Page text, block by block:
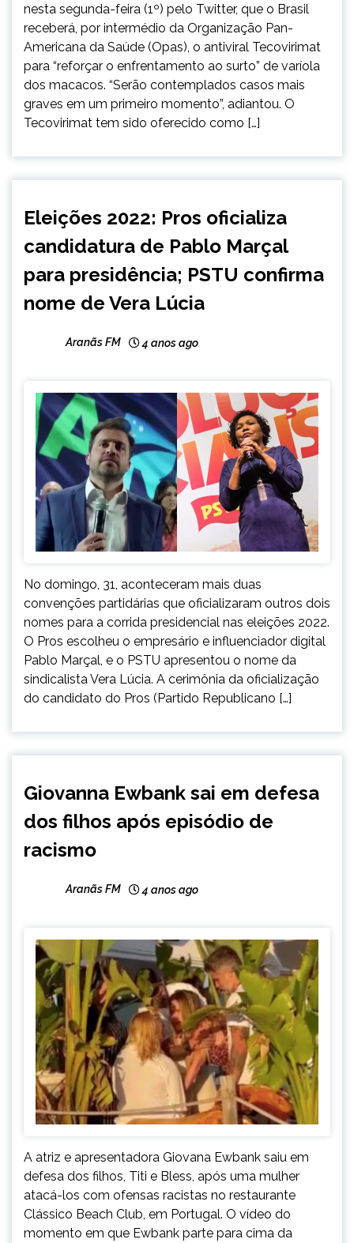
nesta segunda-feira (1º) pelo Twitter, que o Brasil
receberá, por intermédio da Organização Pan-
Americana da Saúde (Opas), o antiviral Tecovirimat
para “reforçar o enfrentamento ao surto” de varíola
dos macacos. “Serão contemplados casos mais
graves em um primeiro momento”, adiantou. O
Tecovirimat tem sido oferecido como […]
Eleições 2022: Pros oficializa
candidatura de Pablo Marçal
para presidência; PSTU confirma
nome de Vera Lúcia
Aranãs FM 4 anos ago
No domingo, 31, aconteceram mais duas
convenções partidárias que oficializaram outros dois
nomes para a corrida presidencial nas eleições 2022.
O Pros escolheu o empresário e influenciador digital
Pablo Marçal, e o PSTU apresentou o nome da
sindicalista Vera Lúcia. A cerimônia da oficialização
do candidato do Pros (Partido Republicano […]
Giovanna Ewbank sai em defesa
dos filhos após episódio de
racismo
Aranãs FM 4 anos ago
A atriz e apresentadora Giovana Ewbank saiu em
defesa dos filhos, Titi e Bless, após uma mulher
atacá-los com ofensas racistas no restaurante
Clássico Beach Club, em Portugal. O vídeo do
momento em que Ewbank parte para cima da